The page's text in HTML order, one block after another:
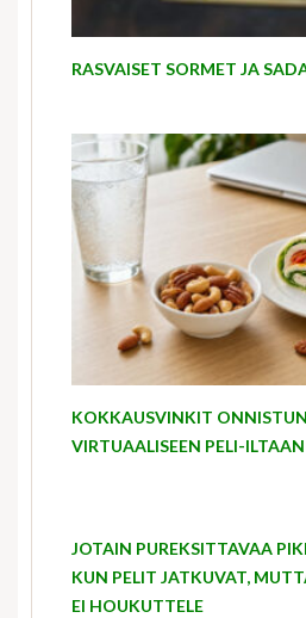
RASVAISET SORMET JA
KOKKAUSVINKIT
VIRTUAALISEEN PELI-ILTAAN
JOTAIN PUREKSITTAVAA
KUN PELIT JATKUVAT,
EI HOUKUTTELE